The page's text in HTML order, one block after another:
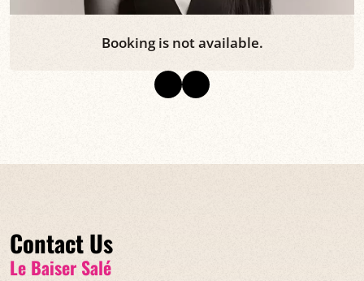
Booking is not available.
Contact Us
Le Baiser Salé